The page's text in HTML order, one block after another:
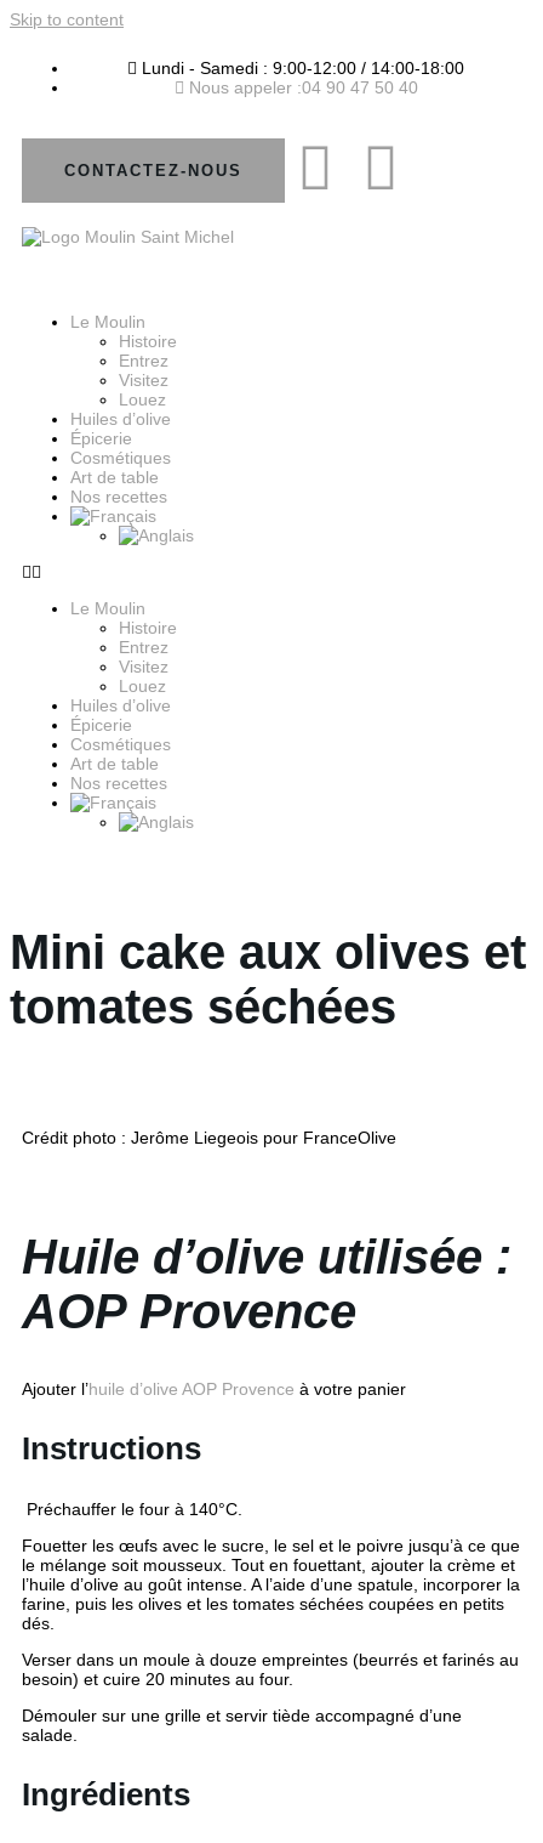
Skip to content
Lundi - Samedi : 9:00-12:00 / 14:00-18:00
Nous appeler :04 90 47 50 40
CONTACTEZ-NOUS
Le Moulin
Histoire
Entrez
Visitez
Louez
Huiles d’olive
Épicerie
Cosmétiques
Art de table
Nos recettes
Le Moulin
Histoire
Entrez
Visitez
Louez
Huiles d’olive
Épicerie
Cosmétiques
Art de table
Nos recettes
Mini cake aux olives et
tomates séchées
Crédit photo : Jerôme Liegeois pour FranceOlive
Huile d’olive utilisée :
AOP Provence
Ajouter l’huile d’olive AOP Provence à votre panier
Instructions
Préchauffer le four à 140°C.
Fouetter les œufs avec le sucre, le sel et le poivre jusqu’à ce que
le mélange soit mousseux. Tout en fouettant, ajouter la crème et
l’huile d’olive au goût intense. A l’aide d’une spatule, incorporer la
farine, puis les olives et les tomates séchées coupées en petits
dés.
Verser dans un moule à douze empreintes (beurrés et farinés au
besoin) et cuire 20 minutes au four.
Démouler sur une grille et servir tiède accompagné d’une
salade.
Ingrédients